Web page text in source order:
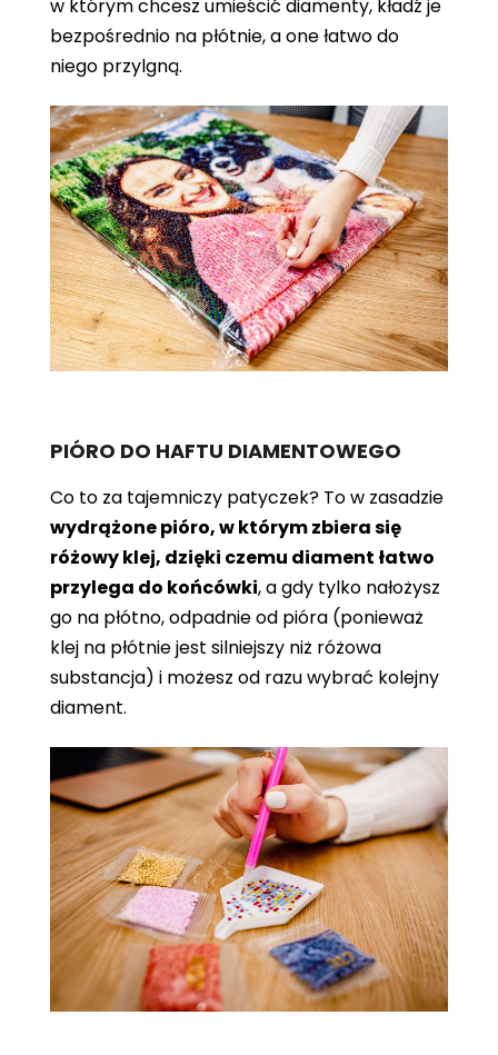
w którym chcesz umieścić diamenty, kładź je
bezpośrednio na płótnie, a one łatwo do
niego przylgną.
PIÓRO DO HAFTU DIAMENTOWEGO
Co to za tajemniczy patyczek? To w zasadzie
wydrążone pióro, w którym zbiera się
różowy klej, dzięki czemu diament łatwo
przylega do końcówki, a gdy tylko nałożysz
go na płótno, odpadnie od pióra (ponieważ
klej na płótnie jest silniejszy niż różowa
substancja) i możesz od razu wybrać kolejny
diament.